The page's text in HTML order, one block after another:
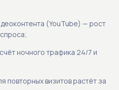
(YouTube) — рост
ночного трафика 24/7 и
повторных визитов растёт за